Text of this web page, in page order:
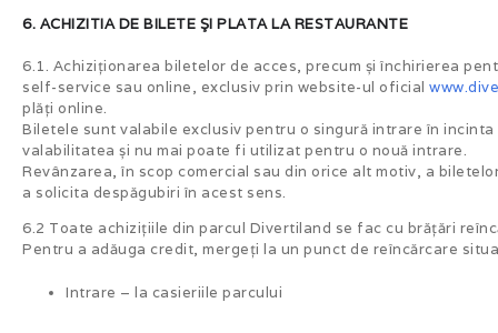
6. ACHIZITIA DE BILETE ŞI PLATA LA RESTAURANTE
6.1. Achiziționarea biletelor de acces, precum și închirierea
self-service sau online, exclusiv prin website-ul oficial
plăți online.
Biletele sunt valabile exclusiv pentru o singură intrare în
valabilitatea și nu mai poate fi utilizat pentru o nouă intrare.
Revânzarea, în scop comercial sau din orice alt motiv, a
a solicita despăgubiri în acest sens.
6.2 Toate achizițiile din parcul Divertiland se fac cu brățări
Pentru a adăuga credit, mergeți la un punct de reîncărcare
Intrare – la casieriile parcului